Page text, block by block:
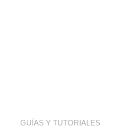
GUÍAS Y TUTORIALES